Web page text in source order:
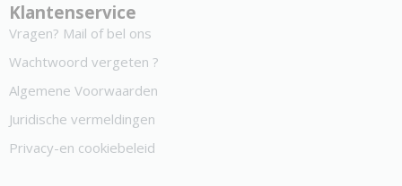
Klantenservice
Vragen? Mail of bel ons
Wachtwoord vergeten ?
Algemene Voorwaarden
Juridische vermeldingen
Privacy-en cookiebeleid